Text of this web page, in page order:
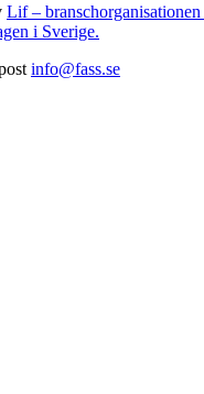
Lif –
i Sverige.
info@fass.se